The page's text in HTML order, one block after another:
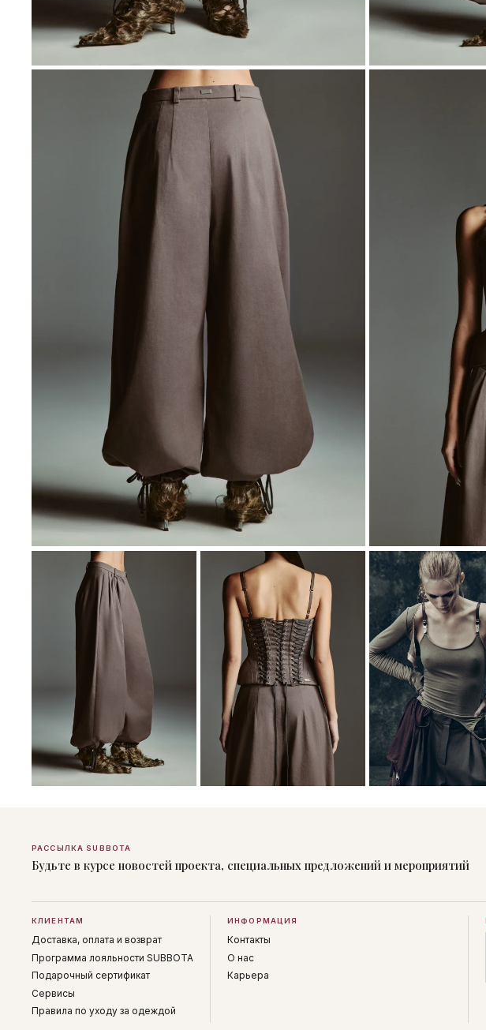
РАССЫЛКА SUBBOTA
Будьте в курсе новостей проекта, специальных предложений и мероприятий
КЛИЕНТАМ
Доставка, оплата и возврат
Программа лояльности SUBBOTA
Подарочный сертификат
Сервисы
Правила по уходу за одеждой
ИНФОРМАЦИЯ
Контакты
О нас
Карьера